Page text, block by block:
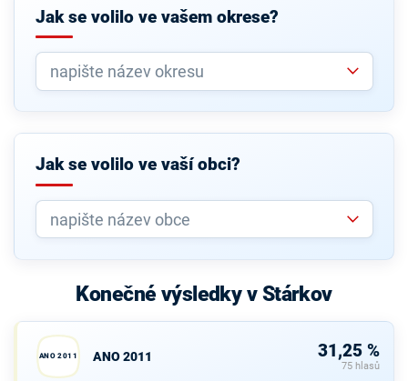
Jak se volilo ve vašem okrese?
Jak se volilo ve vaší obci?
Konečné výsledky v Stárkov
ANO 2011 ANO 2011 31,25 %
75 hlasů